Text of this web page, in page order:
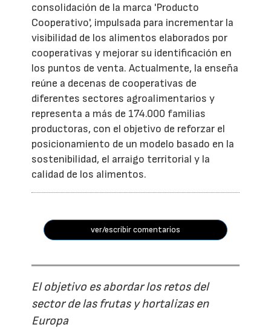
consolidación de la marca 'Producto
Cooperativo', impulsada para incrementar la
visibilidad de los alimentos elaborados por
cooperativas y mejorar su identificación en
los puntos de venta. Actualmente, la enseña
reúne a decenas de cooperativas de
diferentes sectores agroalimentarios y
representa a más de 174.000 familias
productoras, con el objetivo de reforzar el
posicionamiento de un modelo basado en la
sostenibilidad, el arraigo territorial y la
calidad de los alimentos.
ver/escribir comentarios
El objetivo es abordar los retos del
sector de las frutas y hortalizas en
Europa